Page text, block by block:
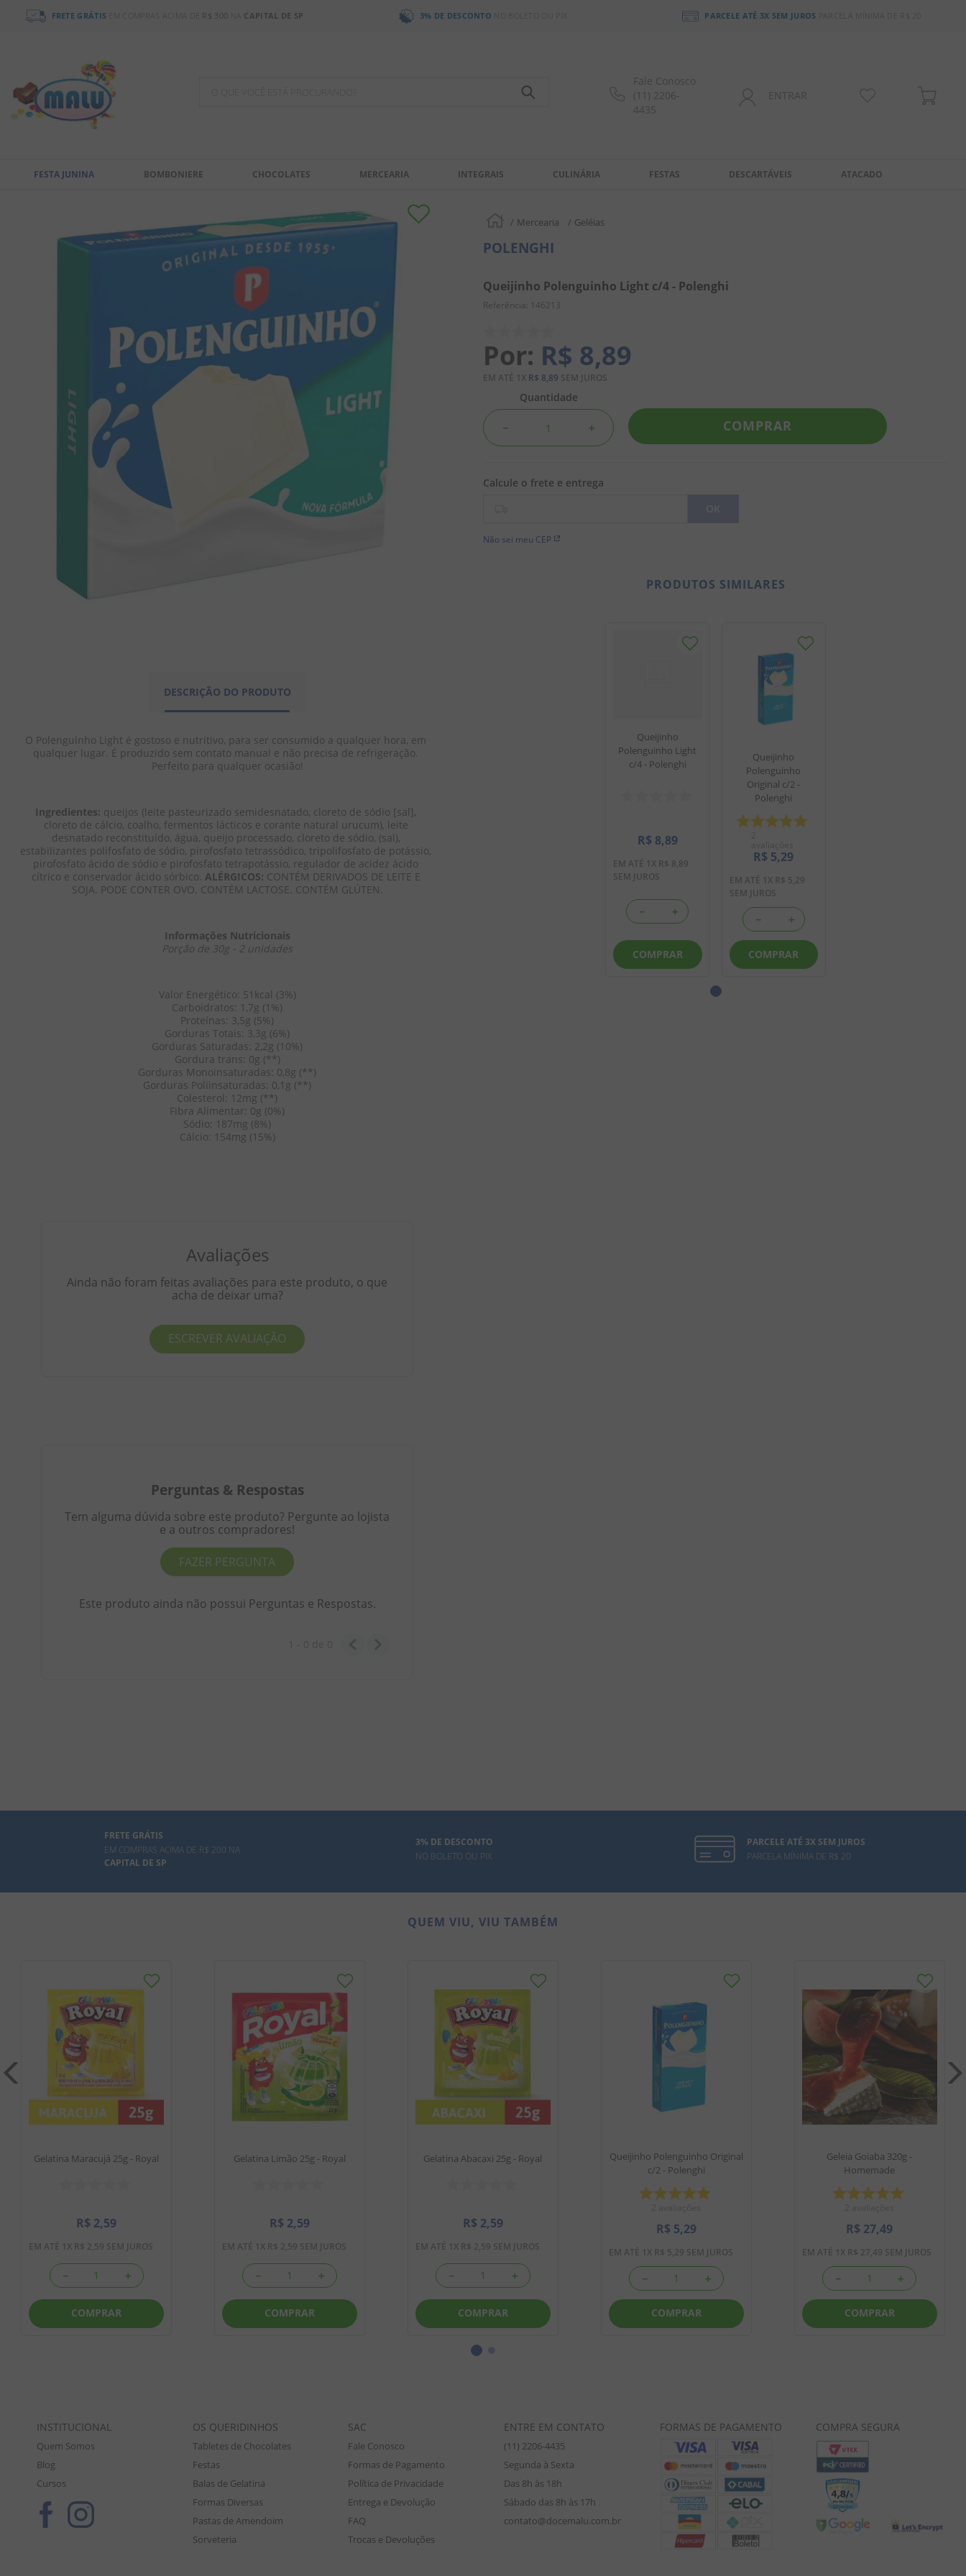
FRETE GRÁTIS EM COMPRAS ACIMA DE R$ 300 CAPITAL DE SP 3% DE DESCONTO PARCELE ATÉ 3X SEM JUROS PARCELA MÍNIMA DE R$ 20
Fale Conosco
(11) 2206-
4435
ENTRAR
FESTA JUNINA BOMBONIERE CHOCOLATES MERCEARIA INTEGRAIS CULINÁRIA FESTAS DESCARTÁVEIS ATACADO
DESCRIÇÃO DO PRODUTO
O Polenguinho Light é gostoso e nutritivo, para ser consumido a qualquer hora, em
qualquer lugar. É produzido sem contato manual e não precisa de refrigeração.
Perfeito para qualquer ocasião!
Ingredientes: queijos (leite pasteurizado semidesnatado, cloreto de sódio [sal],
cloreto de cálcio, coalho, fermentos lácticos e corante natural urucum), leite
desnatado reconstituído, água, queijo processado, cloreto de sódio, (sal),
estabilizantes polifosfato de sódio, pirofosfato tetrassódico, tripolifosfato de potássio,
pirofosfato ácido de sódio e pirofosfato tetrapotássio, regulador de acidez ácido
cítrico e conservador ácido sórbico. ALÉRGICOS: CONTÉM DERIVADOS DE LEITE E
SOJA. PODE CONTER OVO. CONTÉM LACTOSE. CONTÉM GLÚTEN.
Informações Nutricionais
Porção de 30g - 2 unidades
Valor Energético: 51kcal (3%)
Carboidratos: 1,7g (1%)
Proteínas: 3,5g (5%)
Gorduras Totais: 3,3g (6%)
Gorduras Saturadas: 2,2g (10%)
Gordura trans: 0g (**)
Gorduras Monoinsaturadas: 0,8g (**)
Gorduras Poliinsaturadas: 0,1g (**)
Colesterol: 12mg (**)
Fibra Alimentar: 0g (0%)
Sódio: 187mg (8%)
Cálcio: 154mg (15%)
Avaliações
Ainda não foram feitas avaliações para este produto, o que
acha de deixar uma?
ESCREVER AVALIAÇÃO
Perguntas & Respostas
Tem alguma dúvida sobre este produto? Pergunte ao lojista
e a outros compradores!
FAZER PERGUNTA
Este produto ainda não possui Perguntas e Respostas.
Mercearia Geléias
POLENGHI
Queijinho Polenguinho Light c/4 - Polenghi
Referência : 146213
R$ 8,89
EM ATÉ 1 X R$ 8,89 SEM JUROS
Quantidade
＋
－ COMPRAR
Não sei meu CEP
PRODUTOS SIMILARES
Queijinho
Polenguinho Light
c/4 - Polenghi
R$ 8,89
EM ATÉ 1 X R$ 8,89
SEM JUROS
＋
－
COMPRAR
Queijinho
Polenguinho
Original c/2 -
Polenghi
R$ 5,29
EM ATÉ 1 X R$ 5,29
SEM JUROS
＋
－
COMPRAR
FRETE GRÁTIS
EM COMPRAS ACIMA DE R$ 200 NA
CAPITAL DE SP
3% DE DESCONTO
NO BOLETO OU PIX
PARCELE ATÉ 3X SEM JUROS
PARCELA MÍNIMA DE R$ 20
QUEM VIU, VIU TAMBÉM
Gelatina Maracujá 25g - Royal
R$ 2,59
EM ATÉ 1 X R$ 2,59 SEM JUROS
＋
－
COMPRAR
Gelatina Limão 25g - Royal
R$ 2,59
EM ATÉ 1 X R$ 2,59 SEM JUROS
＋
－
COMPRAR
Gelatina Abacaxi 25g - Royal
R$ 2,59
EM ATÉ 1 X R$ 2,59 SEM JUROS
＋
－
COMPRAR
Queijinho Polenguinho Original
c/2 - Polenghi
R$ 5,29
EM ATÉ 1 X R$ 5,29 SEM JUROS
＋
－
COMPRAR
Geleia Goiaba 320g -
Homemade
R$ 27,49
EM ATÉ 1 X R$ 27,49 SEM JUROS
＋
－
COMPRAR
INSTITUCIONAL
Quem Somos
Blog
Cursos
OS QUERIDINHOS
Tabletes de Chocolates
Festas
Balas de Gelatina
Formas Diversas
Pastas de Amendoim
Sorveteria
SAC
Fale Conosco
Formas de Pagamento
Política de Privacidade
Entrega e Devolução
FAQ
Trocas e Devoluções
ENTRE EM CONTATO
(11) 2206-4435
Segunda à Sexta
Das 8h às 18h
Sábado das 8h às 17h
contato@docemalu.com.br
FORMAS DE PAGAMENTO COMPRA SEGURA
TERMOS MAIS BUSCADOS
2º
pipoca
biscoito